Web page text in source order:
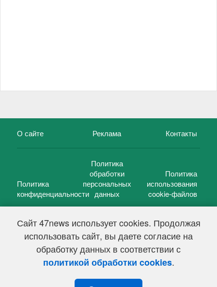
Сайт 47news использует cookies. Продолжая
использовать сайт, вы даете согласие на
обработку данных в соответствии с
политикой обработки cookies.
О сайте Реклама Контакты
Политика
конфиденциальности
Политика
обработки
персональных
данных
Политика
использования
cookie-файлов
47 новостей (47 news)2005 — 2026 г.
Свидетельство о регистрации СМИ Эл № ФС 77-39848, выдано
Федеральной службой по надзору в сфере связи,
информационных технологий и массовых коммуникаций